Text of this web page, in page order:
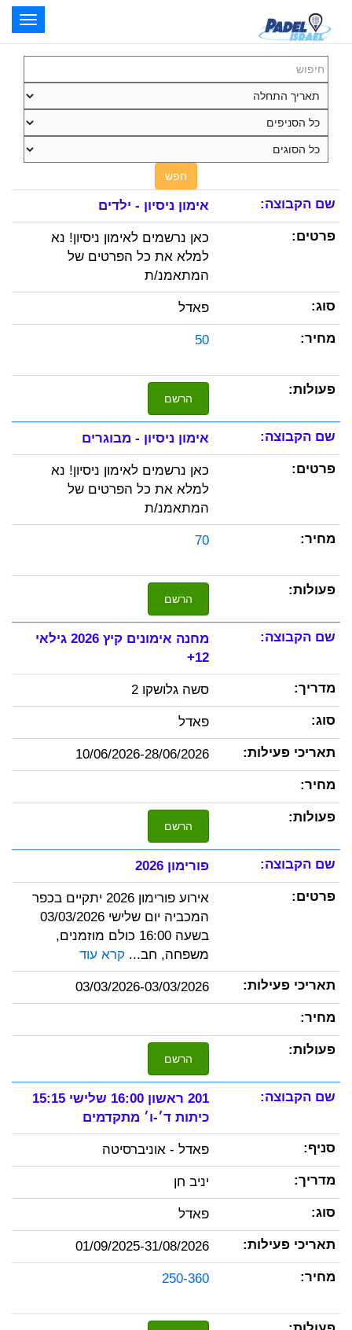
חפש
אימון ניסיון - ילדים
כאן נרשמים לאימון ניסיון! נא
למלא את כל הפרטים של
המתאמנ/ת
פאדל
50
הרשם
אימון ניסיון - מבוגרים
כאן נרשמים לאימון ניסיון! נא
למלא את כל הפרטים של
המתאמנ/ת
70
הרשם
מחנה אימונים קיץ 2026 גילאי
12+
סשה גלושקו 2
פאדל
10/06/2026-28/06/2026
הרשם
פורימון 2026
אירוע פורימון 2026 יתקיים בכפר
המכביה יום שלישי 03/03/2026
בשעה 16:00 כולם מוזמנים,
משפחה, חב... קרא עוד
03/03/2026-03/03/2026
הרשם
201 ראשון 16:00 שלישי 15:15
כיתות ד׳-ו׳ מתקדמים
פאדל - אוניברסיטה
יניב חן
פאדל
01/09/2025-31/08/2026
250-360